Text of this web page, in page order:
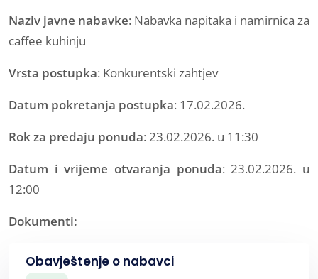
Naziv javne nabavke: Nabavka napitaka i namirnica za
caffee kuhinju
Vrsta postupka: Konkurentski zahtjev
Datum pokretanja postupka: 17.02.2026.
Rok za predaju ponuda: 23.02.2026. u 11:30
Datum i vrijeme otvaranja ponuda: 23.02.2026. u
12:00
Dokumenti:
Obavještenje o nabavci